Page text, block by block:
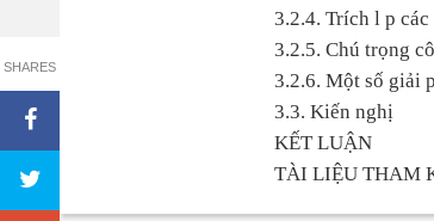
SHARES
3.2.4. Trích l p
3.2.5. Chú trọng
3.2.6. Một số giải
3.3. Kiến nghị
KẾT LUẬN
TÀI LIỆU THAM